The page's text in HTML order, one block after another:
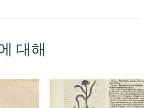
대해